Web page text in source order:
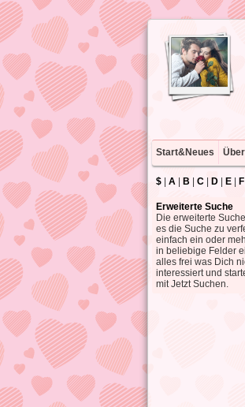
Start&Neues
$ A B C D E F
Erweiterte Suche
Die erweiterte
es die Suche zu
einfach ein oder
in beliebige Felder
alles frei was Dich
interessiert und
mit Jetzt Suchen.